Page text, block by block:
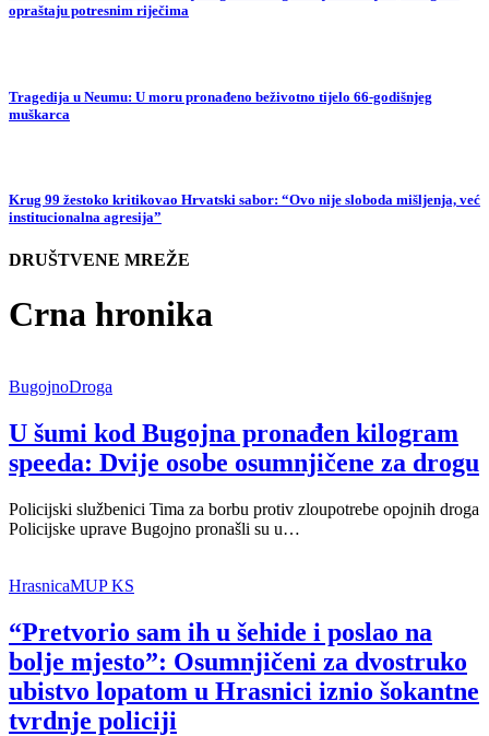
opraštaju potresnim riječima
Tragedija u Neumu: U moru pronađeno beživotno tijelo 66-godišnjeg
muškarca
Krug 99 žestoko kritikovao Hrvatski sabor: “Ovo nije sloboda mišljenja, već
institucionalna agresija”
DRUŠTVENE MREŽE
Crna hronika
BugojnoDroga
U šumi kod Bugojna pronađen kilogram
speeda: Dvije osobe osumnjičene za drogu
Policijski službenici Tima za borbu protiv zloupotrebe opojnih droga
Policijske uprave Bugojno pronašli su u…
HrasnicaMUP KS
“Pretvorio sam ih u šehide i poslao na
bolje mjesto”: Osumnjičeni za dvostruko
ubistvo lopatom u Hrasnici iznio šokantne
tvrdnje policiji